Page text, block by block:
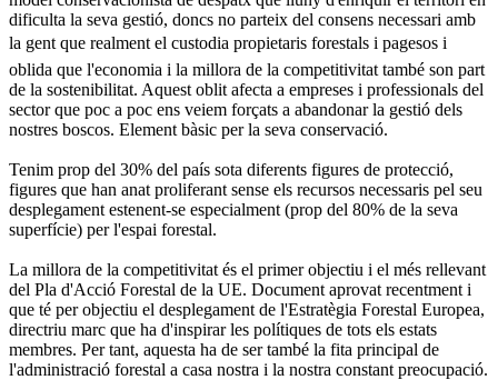
dificulta la seva gestió, doncs no parteix del consens necessari amb
la gent que realment el custodia propietaris forestals i pagesos i
oblida que l'economia i la millora de la competitivitat també son part
de la sostenibilitat. Aquest oblit afecta a empreses i professionals del
sector que poc a poc ens veiem forçats a abandonar la gestió dels
nostres boscos. Element bàsic per la seva conservació.
Tenim prop del 30% del país sota diferents figures de protecció,
figures que han anat proliferant sense els recursos necessaris pel seu
desplegament estenent-se especialment (prop del 80% de la seva
superfície) per l'espai forestal.
La millora de la competitivitat és el primer objectiu i el més rellevant
del Pla d'Acció Forestal de la UE. Document aprovat recentment i
que té per objectiu el desplegament de l'Estratègia Forestal Europea,
directriu marc que ha d'inspirar les polítiques de tots els estats
membres. Per tant, aquesta ha de ser també la fita principal de
l'administració forestal a casa nostra i la nostra constant preocupació.